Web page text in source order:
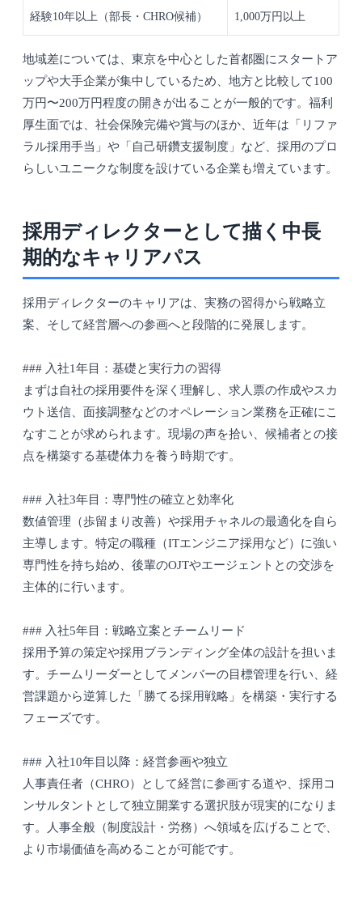
経験10年以上（部長・CHRO候補） 1,000万円以上
地域差については、東京を中心とした首都圏にスタートア
ップや大手企業が集中しているため、地方と比較して100
万円〜200万円程度の開きが出ることが一般的です。福利
厚生面では、社会保険完備や賞与のほか、近年は「リファ
ラル採用手当」や「自己研鑽支援制度」など、採用のプロ
らしいユニークな制度を設けている企業も増えています。
採用ディレクターとして描く中長
期的なキャリアパス
採用ディレクターのキャリアは、実務の習得から戦略立
案、そして経営層への参画へと段階的に発展します。
### 入社1年目：基礎と実行力の習得
まずは自社の採用要件を深く理解し、求人票の作成やスカ
ウト送信、面接調整などのオペレーション業務を正確にこ
なすことが求められます。現場の声を拾い、候補者との接
点を構築する基礎体力を養う時期です。
### 入社3年目：専門性の確立と効率化
数値管理（歩留まり改善）や採用チャネルの最適化を自ら
主導します。特定の職種（ITエンジニア採用など）に強い
専門性を持ち始め、後輩のOJTやエージェントとの交渉を
主体的に行います。
### 入社5年目：戦略立案とチームリード
採用予算の策定や採用ブランディング全体の設計を担いま
す。チームリーダーとしてメンバーの目標管理を行い、経
営課題から逆算した「勝てる採用戦略」を構築・実行する
フェーズです。
### 入社10年目以降：経営参画や独立
人事責任者（CHRO）として経営に参画する道や、採用コ
ンサルタントとして独立開業する選択肢が現実的になりま
す。人事全般（制度設計・労務）へ領域を広げることで、
より市場価値を高めることが可能です。